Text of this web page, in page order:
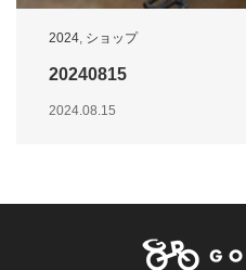
2024, ショップ
20240815
2024.08.15